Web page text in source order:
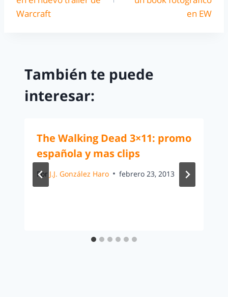
Warcraft
en EW
También te puede
interesar:
The Walking Dead 3×11: promo
española y mas clips
Por J.J. González Haro febrero 23, 2013